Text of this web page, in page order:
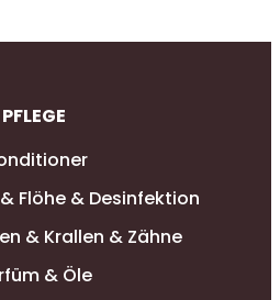
PFLEGE
Flöhe & Desinfektion
& Krallen & Zähne
& Öle